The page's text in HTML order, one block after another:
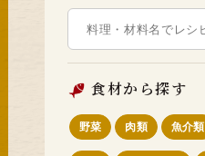
食材から探す
野菜 肉類 魚介類